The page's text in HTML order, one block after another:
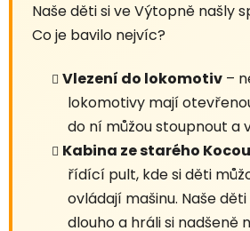
Naše děti si ve Výtopně našly
Co je bavilo nejvíc?
Vlezení do lokomotiv –
lokomotivy mají
do ní můžou stoupnout a
Kabina ze starého
řídící pult, kde si děti
ovládají mašinu. Naše
dlouho a hráli si nadšeně